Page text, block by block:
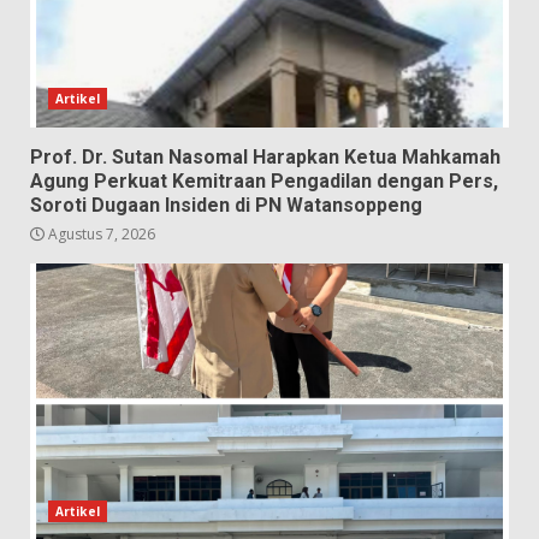
Artikel
Prof. Dr. Sutan Nasomal Harapkan Ketua Mahkamah
Agung Perkuat Kemitraan Pengadilan dengan Pers,
Soroti Dugaan Insiden di PN Watansoppeng
Agustus 7, 2026
Artikel